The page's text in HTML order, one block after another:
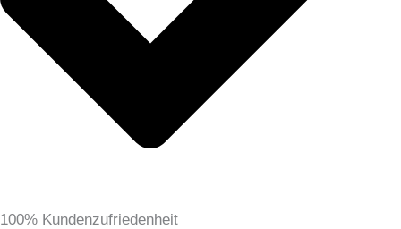
100% Kundenzufriedenheit